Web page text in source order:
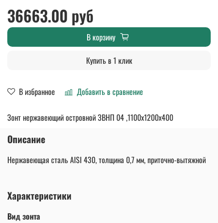
В избранное Добавить в сравнение
36663.00 руб
В корзину
Купить в 1 клик
Зонт нержавеющий островной ЗВНП 04 ,1100х1200х400
Описание
Нержавеющая сталь AISI 430, толщина 0,7 мм, приточно-вытяжной
Характеристики
Вид зонта